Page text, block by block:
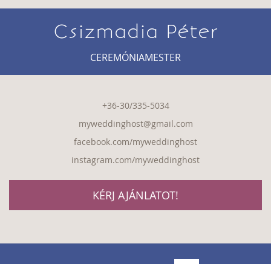
Csizmadia Péter
CEREMÓNIAMESTER
+36-30/335-5034
myweddinghost@gmail.com
facebook.com/myweddinghost
instagram.com/myweddinghost
KÉRJ AJÁNLATOT!